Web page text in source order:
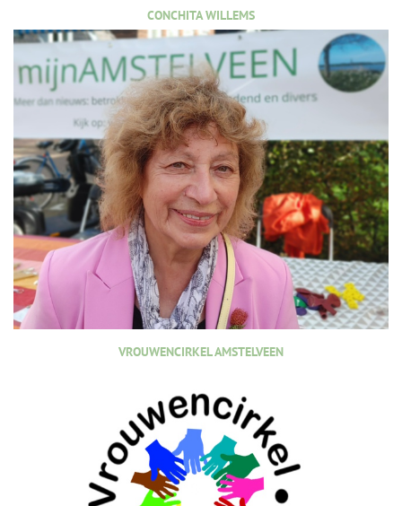
CONCHITA WILLEMS
VROUWENCIRKEL AMSTELVEEN